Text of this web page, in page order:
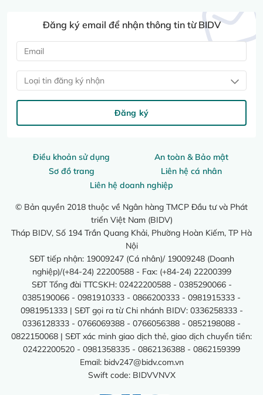
Điều khoản sử dụng
An toàn & Bảo mật
Sơ đồ trang
Liên hệ cá nhân
Liên hệ doanh nghiệp
© Bản quyền 2018 thuộc về Ngân hàng TMCP Đầu tư và Phát
triển Việt Nam (BIDV)
Tháp BIDV, Số 194 Trần Quang Khải, Phường Hoàn Kiếm, TP Hà
Nội
SĐT tiếp nhận: 19009247 (Cá nhân)/ 19009248 (Doanh
nghiệp)/(+84-24) 22200588 - Fax: (+84-24) 22200399
SĐT Tổng đài TTCSKH: 02422200588 - 0385290066 -
0385190066 - 0981910333 - 0866200333 - 0981915333 -
0981951333 | SĐT gọi ra từ Chi nhánh BIDV: 0336258333 -
0336128333 - 0766069388 - 0766056388 - 0852198088 -
0822150068 | SĐT xác minh giao dịch thẻ, giao dịch chuyển tiền:
02422200520 - 0981358335 - 0862136388 - 0862159399
Email: bidv247@bidv.com.vn
Swift code: BIDVVNVX
Đăng ký email để nhận thông tin từ BIDV
Loại tin đăng ký nhận
Đăng ký